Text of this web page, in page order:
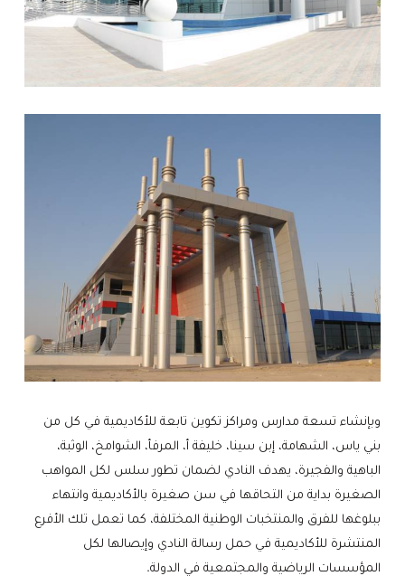
وبإنشاء تسعة مدارس ومراكز تكوين تابعة للأكاديمية في كل من
بني ياس، الشهامة، إبن سينا، خليفة أ، المرفأ، الشوامخ، الوثبة،
الباهية والفجيرة، يهدف النادي لضمان تطور سلس لكل المواهب
الصغيرة بداية من التحاقها في سن صغيرة بالأكاديمية وانتهاء
ببلوغها للفرق والمنتخبات الوطنية المختلفة، كما تعمل تلك الأفرع
المنتشرة للأكاديمية في حمل رسالة النادي وإيصالها لكل
المؤسسات الرياضية والمجتمعية في الدولة.